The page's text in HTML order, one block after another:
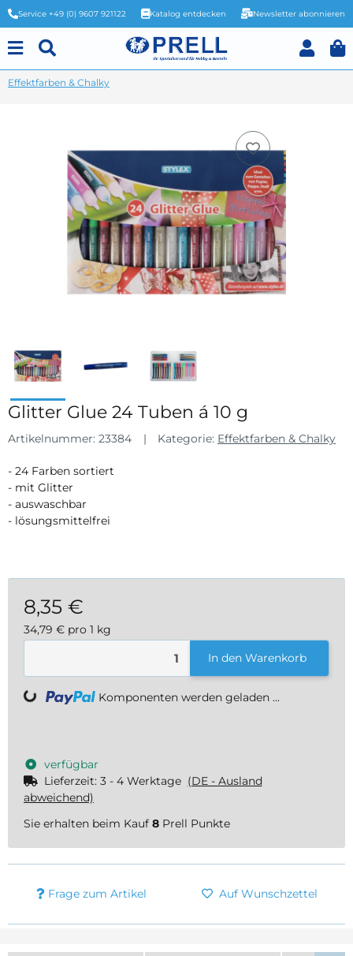
Service +49 (0) 9607 921122 Katalog entdecken Newsletter abonnieren
Effektfarben & Chalky
Glitter Glue 24 Tuben á 10 g
Artikelnummer: 23384 Kategorie: Effektfarben & Chalky
- 24 Farben sortiert
- mit Glitter
- auswaschbar
- lösungsmittelfrei
8,35 €
34,79 € pro 1 kg
inkl. 19% USt. , zzgl.
In den Warenkorb
Loading... Komponenten werden geladen ...
verfügbar
Lieferzeit: 3 - 4 Werktage (DE - Ausland
abweichend)
Sie erhalten beim Kauf 8 Prell Punkte
Frage zum Artikel Auf Wunschzettel